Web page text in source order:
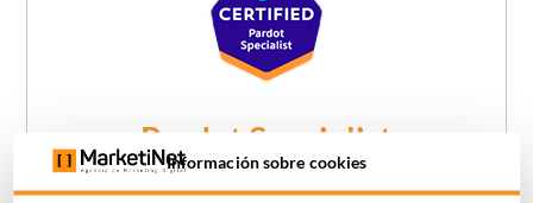
Pardot Specialist
Contamos con un equipo certificado
Información sobre cookies